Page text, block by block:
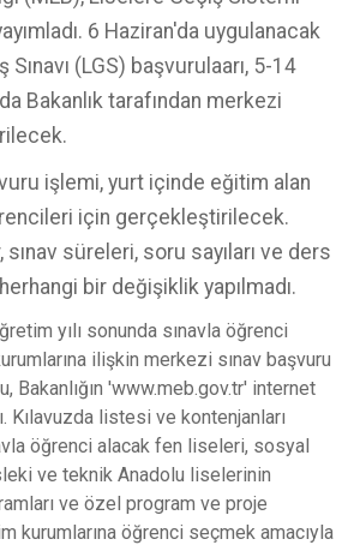
6 Haziran'da uygulanacak
(LGS) başvurulaarı, 5-14
Bakanlık tarafından merkezi
işlemi, yurt içinde eğitim alan
için gerçekleştirilecek.
sınav süreleri, soru sayıları ve ders
bir değişiklik yapılmadı.
yılı sonunda sınavla öğrenci
ilişkin merkezi sınav başvuru
Bakanlığın 'www.meb.gov.tr' internet
Kılavuzda listesi ve kontenjanları
öğrenci alacak fen liseleri, sosyal
ve teknik Anadolu liselerinin
ve özel program ve proje
kurumlarına öğrenci seçmek amacıyla